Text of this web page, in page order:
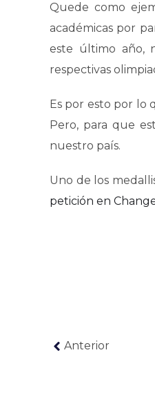
Quede como
académicas por
este último año,
respectivas
Es por esto por lo
Pero, para que
nuestro país.
Uno de los
petición en
Anterior